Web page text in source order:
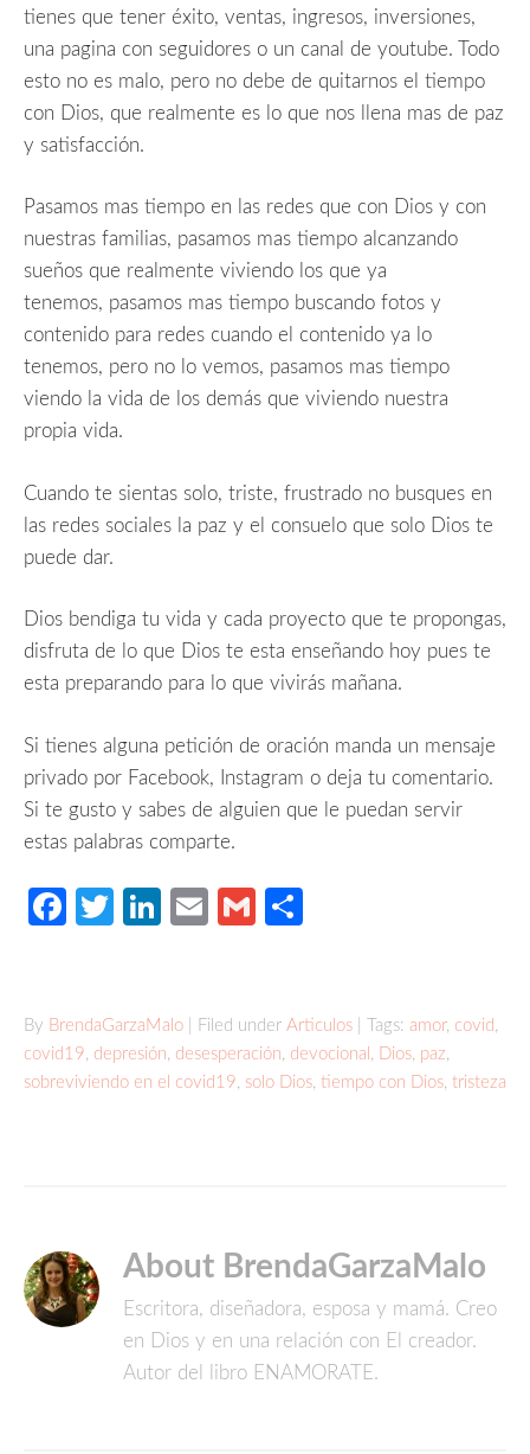
tienes que tener éxito, ventas, ingresos, inversiones,
una pagina con seguidores o un canal de youtube. Todo
esto no es malo, pero no debe de quitarnos el tiempo
con Dios, que realmente es lo que nos llena mas de paz
y satisfacción.
Pasamos mas tiempo en las redes que con Dios y con
nuestras familias, pasamos mas tiempo alcanzando
sueños que realmente viviendo los que ya
tenemos, pasamos mas tiempo buscando fotos y
contenido para redes cuando el contenido ya lo
tenemos, pero no lo vemos, pasamos mas tiempo
viendo la vida de los demás que viviendo nuestra
propia vida.
Cuando te sientas solo, triste, frustrado no busques en
las redes sociales la paz y el consuelo que solo Dios te
puede dar.
Dios bendiga tu vida y cada proyecto que te propongas,
disfruta de lo que Dios te esta enseñando hoy pues te
esta preparando para lo que vivirás mañana.
Si tienes alguna petición de oración manda un mensaje
privado por Facebook, Instagram o deja tu comentario.
Si te gusto y sabes de alguien que le puedan servir
estas palabras comparte.
Facebook
TwitterLinkedIn
EmailGmail
By BrendaGarzaMalo | Filed under Articulos | Tags: amor, covid,
covid19, depresión, desesperación, devocional , Dios, paz,
sobreviviendo en el covid19, solo Dios, tiempo con Dios, tristeza
About BrendaGarzaMalo
Escritora, diseñadora, esposa y mamá. Creo
en Dios y en una relación con El creador.
Autor del libro ENAMORATE.